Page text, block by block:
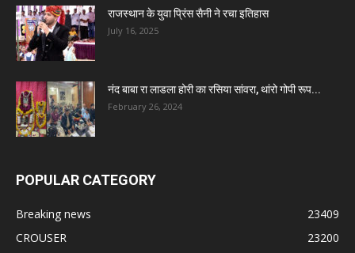
राजस्थान के युवा प्रिंस सैनी ने रचा इतिहास
July 16, 2025
नंद बाबा रा लाडला होरी का रसिया सांवरा, थांरो गोपी रूप...
February 26, 2024
POPULAR CATEGORY
Breaking news
23409
CROUSER
23200